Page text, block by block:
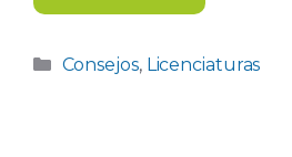
Categorías
Consejos, Licenciaturas